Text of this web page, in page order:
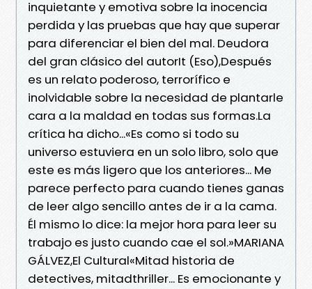
inquietante y emotiva sobre la inocencia
perdida y las pruebas que hay que superar
para diferenciar el bien del mal. Deudora
del gran clásico del autorIt (Eso),Después
es un relato poderoso, terrorífico e
inolvidable sobre la necesidad de plantarle
cara a la maldad en todas sus formas.La
crítica ha dicho...«Es como si todo su
universo estuviera en un solo libro, solo que
este es más ligero que los anteriores... Me
parece perfecto para cuando tienes ganas
de leer algo sencillo antes de ir a la cama.
Él mismo lo dice: la mejor hora para leer su
trabajo es justo cuando cae el sol.»MARIANA
GÁLVEZ,El Cultural«Mitad historia de
detectives, mitadthriller... Es emocionante y